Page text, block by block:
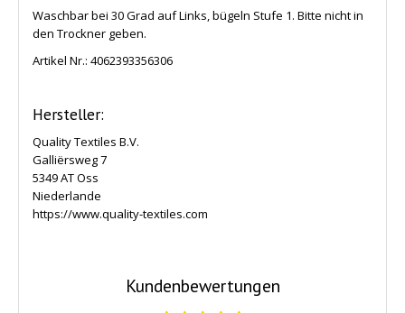
Waschbar bei 30 Grad auf Links, bügeln Stufe 1. Bitte nicht in
den Trockner geben.
Artikel Nr.: 4062393356306
Hersteller:
Quality Textiles B.V.
Galliërsweg 7
5349 AT Oss
Niederlande
https://www.quality-textiles.com
Kundenbewertungen